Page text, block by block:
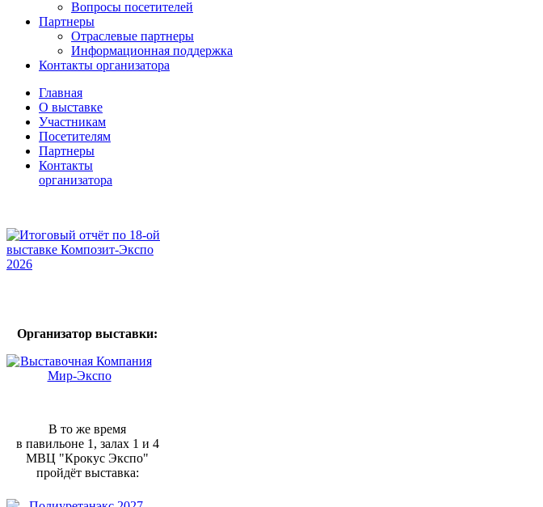
Вопросы посетителей
Партнеры
Отраслевые партнеры
Информационная поддержка
Контакты организатора
Главная
О выставке
Участникам
Посетителям
Партнеры
Контакты
организатора
Организатор выставки:
В то же время
в павильоне 1, залах 1 и 4
МВЦ "Крокус Экспо"
пройдёт выставка: